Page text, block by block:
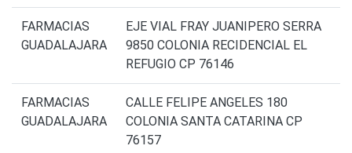
FARMACIAS
GUADALAJARA
EJE VIAL FRAY JUANIPERO SERRA
9850 COLONIA RECIDENCIAL EL
REFUGIO CP 76146
FARMACIAS
GUADALAJARA
CALLE FELIPE ANGELES 180
COLONIA SANTA CATARINA CP
76157